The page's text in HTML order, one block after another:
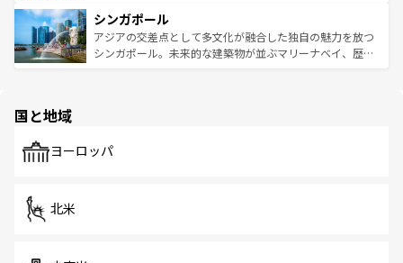
参照してほしい。
激する。気候は一年中温暖で、どの季節にも異なる楽しみ
が待っている。親しみやすいタイの人々、仏教を中心とし
た文化、そして多様な観光資源が、訪れる旅人を魅了し続
み、どこを訪れても感動するはず。観光スポットが密集し
ており、効率よく見どころを回れるのも魅力。息をのむよ
うな絶景から文化的な体験まで、香港を存分に楽しみ尽く
シンガポール
アジアの交差点として多文化が融合した独自の魅力を放つ
シンガポール。未来的な建築物が並ぶマリーナベイ、歴史
で、ホーカーズは地元の風情を楽しめる外せないスポット
国と地域
ヨーロッパ
北米